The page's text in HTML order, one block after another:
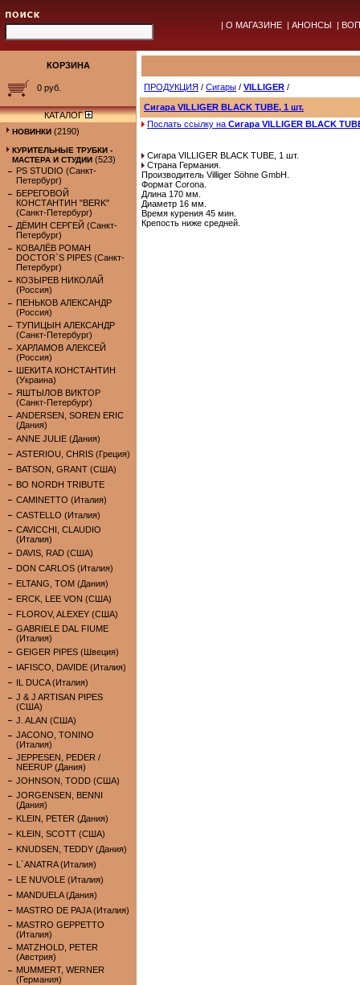
| О МАГАЗИНЕ | АНОНСЫ |
КОРЗИНА
0 руб.
КАТАЛОГ
НОВИНКИ (2190)
КУРИТЕЛЬНЫЕ ТРУБКИ -
МАСТЕРА И СТУДИИ (523)
PS STUDIO (Санкт-
Петербург)
БЕРЕГОВОЙ
КОНСТАНТИН "BERK"
(Санкт-Петербург)
ДЁМИН СЕРГЕЙ (Санкт-
Петербург)
КОВАЛЁВ РОМАН
DOCTOR`S PIPES (Санкт-
Петербург)
КОЗЫРЕВ НИКОЛАЙ
(Россия)
ПЕНЬКОВ АЛЕКСАНДР
(Россия)
ТУПИЦЫН АЛЕКСАНДР
(Санкт-Петербург)
ХАРЛАМОВ АЛЕКСЕЙ
(Россия)
ШЕКИТА КОНСТАНТИН
(Украина)
ЯШТЫЛОВ ВИКТОР
(Санкт-Петербург)
ANDERSEN, SOREN ERIC
(Дания)
ANNE JULIE (Дания)
ASTERIOU, CHRIS (Греция)
BATSON, GRANT (США)
BO NORDH TRIBUTE
CAMINETTO (Италия)
CASTELLO (Италия)
CAVICCHI, CLAUDIO
(Италия)
DAVIS, RAD (США)
DON CARLOS (Италия)
ELTANG, TOM (Дания)
ERCK, LEE VON (США)
FLOROV, ALEXEY (США)
GABRIELE DAL FIUME
(Италия)
GEIGER PIPES (Швеция)
IAFISCO, DAVIDE (Италия)
IL DUCA (Италия)
J & J ARTISAN PIPES
(США)
J. ALAN (США)
JACONO, TONINO
(Италия)
JEPPESEN, PEDER /
NEERUP (Дания)
JOHNSON, TODD (США)
JORGENSEN, BENNI
(Дания)
KLEIN, PETER (Дания)
KLEIN, SCOTT (США)
KNUDSEN, TEDDY (Дания)
L`ANATRA (Италия)
LE NUVOLE (Италия)
MANDUELA (Дания)
MASTRO DE PAJA (Италия)
MASTRO GEPPETTO
(Италия)
MATZHOLD, PETER
(Австрия)
MUMMERT, WERNER
(Германия)
ПРОДУКЦИЯ / Сигары / VILLIGER /
Сигара VILLIGER BLACK TUBE, 1 шт.
Послать ссылку на Сигара VILLIGER BLACK
Сигара VILLIGER BLACK TUBE, 1 шт.
Страна Германия.
Производитель Villiger Söhne GmbH.
Формат Corona.
Длина 170 мм.
Диаметр 16 мм.
Время курения 45 мин.
Крепость ниже средней.